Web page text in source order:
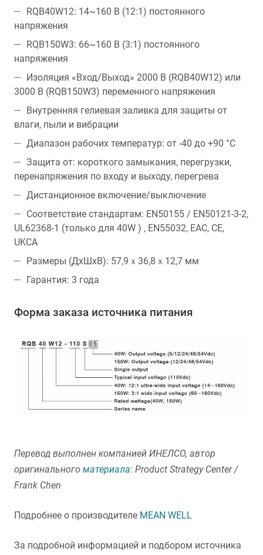
RQB40W12: 14~160 В (12:1) постоянного
напряжения
RQB150W3: 66~160 В (3:1) постоянного
напряжения
Изоляция «Вход/Выход» 2000 В (RQB40W12) или
3000 В (RQB150W3) переменного напряжения
Внутренняя гелиевая заливка для защиты от
влаги, пыли и вибрации
Диапазон рабочих температур: от -40 до +90 °С
Защита от: короткого замыкания, перегрузки,
перенапряжения по входу и выходу, перегрева
Дистанционное включение/выключение
Соответствие стандартам: EN50155 / EN50121-3-2,
UL62368-1 (только для 40W ) , EN55032, EAC, CE,
UKCA
Размеры (ДхШхВ): 57,9ｘ36,8ｘ12,7 мм
Гарантия: 3 года
Форма заказа источника питания
Перевод выполнен компанией ИНЕЛСО, автор
оригинального материала: Product Strategy Center /
Frank Chen
Подробнее о производителе MEAN WELL
За подробной информацией и подбором источника